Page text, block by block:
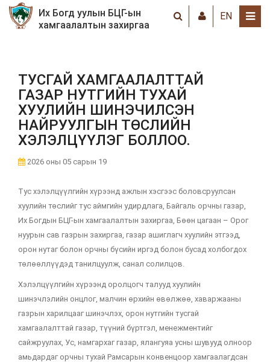
Их Богд уулын БЦГ-ын
хамгаалалтын захиргаа
EN
ТУСГАЙ ХАМГААЛАЛТТАЙ
ГАЗАР НУТГИЙН ТУХАЙ
ХУУЛИЙН ШИНЭЧИЛСЭН
НАЙРУУЛГЫН ТӨСЛИЙН
ХЭЛЭЛЦҮҮЛЭГ БОЛЛОО.
2026 оны 05 сарын 19
Тус хэлэлцүүлгийн хүрээнд ажлын хэсгээс боловсруулсан
хуулийн төслийг тус аймгийн удирдлага, Байгаль орчны газар,
Их Богдын БЦГ-ын хамгаалалтын захиргаа, Бөөн цагаан – Орог
нуурын сав газрын захиргаа, газар ашиглагч хуулийн этгээд,
орон нутаг болон орчны бүсийн иргэд болон бусад холбогдох
төлөөллүүдэд танилцуулж, санал солилцов.
Хэлэлцүүлгийн хүрээнд оролцогч талууд хуулийн
шинэчлэлийн онцлог, малчин өрхийн өвөлжөө, хаваржааны
газрын харилцааг шинэчлэх, орон нутгийн тусгай
хамгаалалттай газар, түүний бүртгэл, менежментийг
сайжруулах, Ус, намгархаг газар, ялангуяа усны шувууд олноор
амьдардаг орчны тухай Рамсарын конвенцоор хамгаалагдсан